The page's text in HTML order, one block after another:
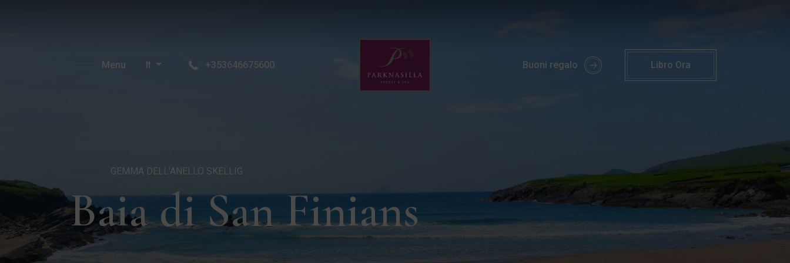
Menu It +353646675600
Buoni regalo
Libro Ora
GEMMA DELL'ANELLO SKELLIG
Baia di San Finians